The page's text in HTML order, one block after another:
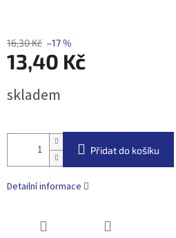
16,30 Kč –17 %
13,40 Kč
cena:
skladem
Přidat do košíku
Detailní informace